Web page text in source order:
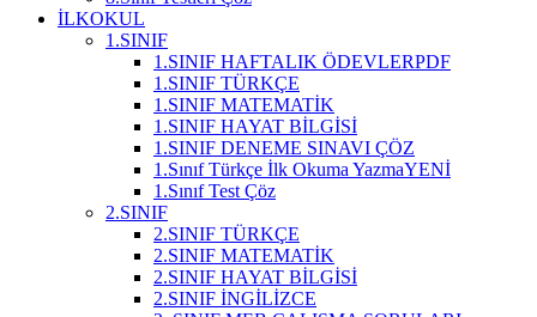
İLKOKUL
1.SINIF
1.SINIF HAFTALIK ÖDEVLERPDF
1.SINIF TÜRKÇE
1.SINIF MATEMATİK
1.SINIF HAYAT BİLGİSİ
1.SINIF DENEME SINAVI ÇÖZ
1.Sınıf Türkçe İlk Okuma YazmaYENİ
1.Sınıf Test Çöz
2.SINIF
2.SINIF TÜRKÇE
2.SINIF MATEMATİK
2.SINIF HAYAT BİLGİSİ
2.SINIF İNGİLİZCE